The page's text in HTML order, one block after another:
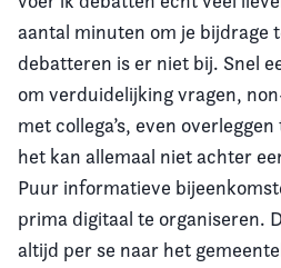
aantal minuten om je bijdrage
debatteren is er niet bij. Snel
om verduidelijking vragen,
met collega’s, even
het kan allemaal niet achter
Puur informatieve
prima digitaal te organiseren.
altijd per se naar het